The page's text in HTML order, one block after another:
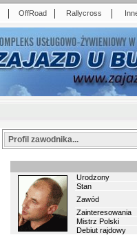
| OffRoad | Rallycross |
Profil zawodnika...
Urodzony
Stan
Zawód
Zainteresowania
Mistrz Polski
Debiut rajdowy